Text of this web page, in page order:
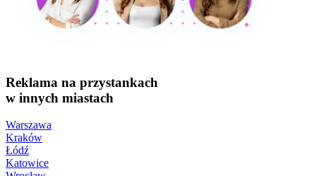
Reklama na przystankach
w innych miastach
Warszawa
Kraków
Łódź
Katowice